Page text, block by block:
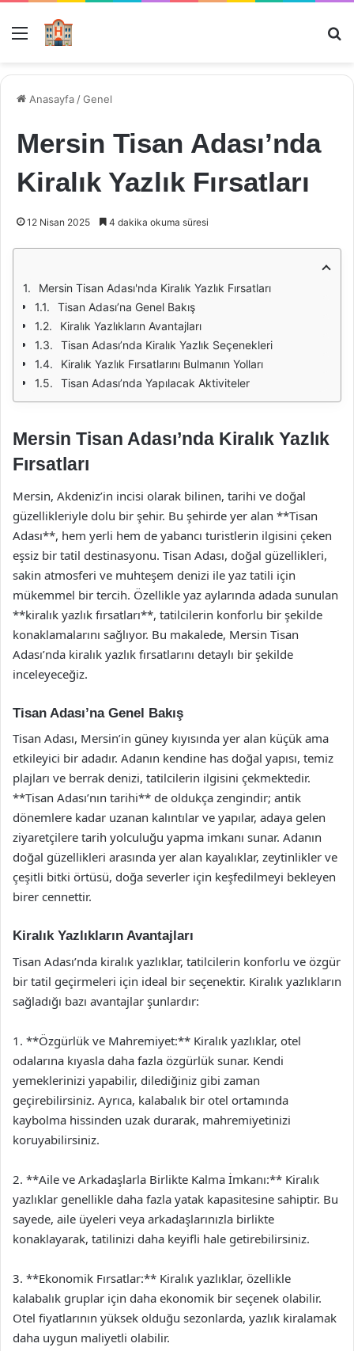
Menü
Anasayfa /Genel
Mersin Tisan Adası’nda
Kiralık Yazlık Fırsatları
12 Nisan 2025 4 dakika okuma süresi
Mersin Tisan Adası'nda Kiralık Yazlık Fırsatları
Tisan Adası’na Genel Bakış
Kiralık Yazlıkların Avantajları
Tisan Adası’nda Kiralık Yazlık Seçenekleri
Kiralık Yazlık Fırsatlarını Bulmanın Yolları
Tisan Adası’nda Yapılacak Aktiviteler
Mersin Tisan Adası’nda Kiralık Yazlık
Fırsatları
Mersin, Akdeniz’in incisi olarak bilinen, tarihi ve doğal
güzellikleriyle dolu bir şehir. Bu şehirde yer alan **Tisan
Adası**, hem yerli hem de yabancı turistlerin ilgisini çeken
eşsiz bir tatil destinasyonu. Tisan Adası, doğal güzellikleri,
sakin atmosferi ve muhteşem denizi ile yaz tatili için
mükemmel bir tercih. Özellikle yaz aylarında adada sunulan
**kiralık yazlık fırsatları**, tatilcilerin konforlu bir şekilde
konaklamalarını sağlıyor. Bu makalede, Mersin Tisan
Adası’nda kiralık yazlık fırsatlarını detaylı bir şekilde
inceleyeceğiz.
Tisan Adası’na Genel Bakış
Tisan Adası, Mersin’in güney kıyısında yer alan küçük ama
etkileyici bir adadır. Adanın kendine has doğal yapısı, temiz
plajları ve berrak denizi, tatilcilerin ilgisini çekmektedir.
**Tisan Adası’nın tarihi** de oldukça zengindir; antik
dönemlere kadar uzanan kalıntılar ve yapılar, adaya gelen
ziyaretçilere tarih yolculuğu yapma imkanı sunar. Adanın
doğal güzellikleri arasında yer alan kayalıklar, zeytinlikler ve
çeşitli bitki örtüsü, doğa severler için keşfedilmeyi bekleyen
birer cennettir.
Kiralık Yazlıkların Avantajları
Tisan Adası’nda kiralık yazlıklar, tatilcilerin konforlu ve özgür
bir tatil geçirmeleri için ideal bir seçenektir. Kiralık yazlıkların
sağladığı bazı avantajlar şunlardır:
1. **Özgürlük ve Mahremiyet:** Kiralık yazlıklar, otel
odalarına kıyasla daha fazla özgürlük sunar. Kendi
yemeklerinizi yapabilir, dilediğiniz gibi zaman
geçirebilirsiniz. Ayrıca, kalabalık bir otel ortamında
kaybolma hissinden uzak durarak, mahremiyetinizi
koruyabilirsiniz.
2. **Aile ve Arkadaşlarla Birlikte Kalma İmkanı:** Kiralık
yazlıklar genellikle daha fazla yatak kapasitesine sahiptir. Bu
sayede, aile üyeleri veya arkadaşlarınızla birlikte
konaklayarak, tatilinizi daha keyifli hale getirebilirsiniz.
3. **Ekonomik Fırsatlar:** Kiralık yazlıklar, özellikle
kalabalık gruplar için daha ekonomik bir seçenek olabilir.
Otel fiyatlarının yüksek olduğu sezonlarda, yazlık kiralamak
daha uygun maliyetli olabilir.